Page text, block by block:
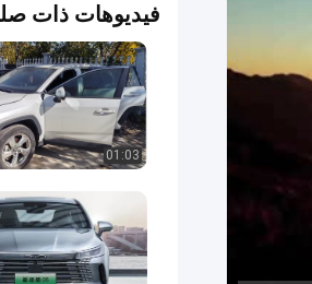
فيديوهات ذات
01:03